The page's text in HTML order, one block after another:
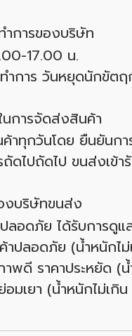
ำการของบริษัท
17.00 น.
ำการ วันหยุดนักขัต
นการจัดส่งสินค้า
าทุกวันโดย ยืนยันก
ถัดไปถัดไป ขนส่งเข้
บริษัทขนส่ง
ลอดภัย ได้รับการดู
ปลอดภัย (น้ำหนักไ
ดี ราคาประหยัด (
อมเยา (น้ำหนักไม่เกิ